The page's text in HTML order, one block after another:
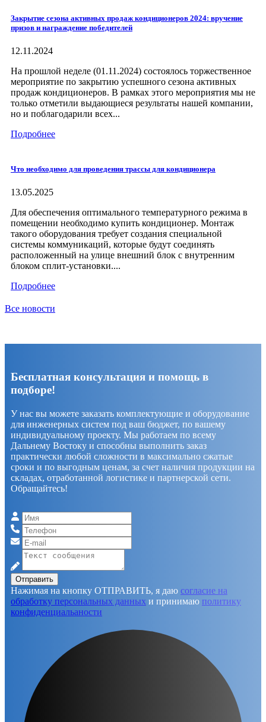
Закрытие сезона активных продаж кондиционеров 2024: вручение
призов и награждение победителей
12.11.2024
На прошлой неделе (01.11.2024) состоялось торжественное
мероприятие по закрытию успешного сезона активных
продаж кондиционеров. В рамках этого мероприятия мы не
только отметили выдающиеся результаты нашей компании,
но и поблагодарили всех...
Подробнее
Что необходимо для проведения трассы для кондиционера
13.05.2025
Для обеспечения оптимального температурного режима в
помещении необходимо купить кондиционер. Монтаж
такого оборудования требует создания специальной
системы коммуникаций, которые будут соединять
расположенный на улице внешний блок с внутренним
блоком сплит-установки....
Подробнее
Все новости
Бесплатная консультация и помощь в
подборе!
У нас вы можете заказать комплектующие и оборудование
для инженерных систем под ваш бюджет, по вашему
индивидуальному проекту. Мы работаем по всему
Дальнему Востоку и способны выполнить заказ
практически любой сложности в максимально сжатые
сроки и по выгодным ценам, за счет наличия продукции на
складах, отработанной логистике и партнерской сети.
Обращайтесь!
Отправить
Нажимая на кнопку ОТПРАВИТЬ, я даю согласие на
обработку персональных данных и принимаю политику
конфиденциальаности